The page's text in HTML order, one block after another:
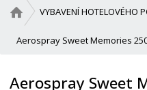
v
o
í
VYBAVENÍ HOTELOVÉHO
Aerospray Sweet Memories
Aerospray Sweet